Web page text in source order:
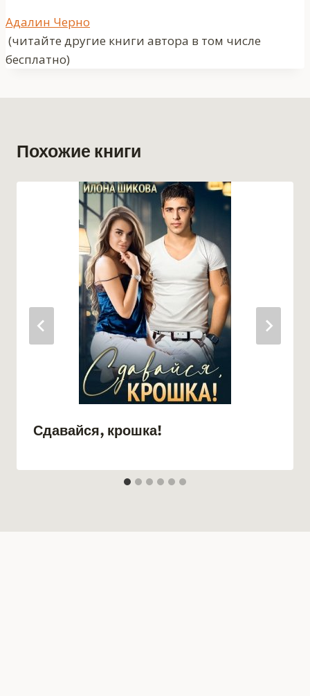
Метки
записи:
Адалин Черно
(читайте другие книги автора в том числе
бесплатно)
Похожие книги
Сдавайся, крошка!